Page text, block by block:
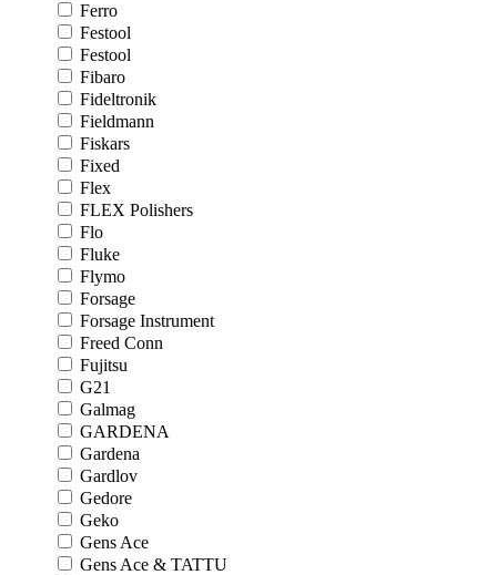
Ferro
Festool
Festool
Fibaro
Fideltronik
Fieldmann
Fiskars
Fixed
Flex
FLEX Polishers
Flo
Fluke
Flymo
Forsage
Forsage Instrument
Freed Conn
Fujitsu
G21
Galmag
GARDENA
Gardena
Gardlov
Gedore
Geko
Gens Ace
Gens Ace & TATTU